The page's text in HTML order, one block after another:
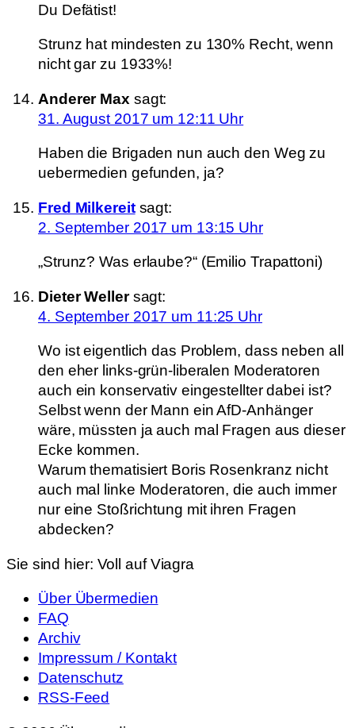
Du Defätist!
Strunz hat mindesten zu 130% Recht, wenn
nicht gar zu 1933%!
Anderer Max sagt:
31. August 2017 um 12:11 Uhr
Haben die Brigaden nun auch den Weg zu
uebermedien gefunden, ja?
Fred Milkereit sagt:
2. September 2017 um 13:15 Uhr
„Strunz? Was erlaube?“ (Emilio Trapattoni)
Dieter Weller sagt:
4. September 2017 um 11:25 Uhr
Wo ist eigentlich das Problem, dass neben all
den eher links-grün-liberalen Moderatoren
auch ein konservativ eingestellter dabei ist?
Selbst wenn der Mann ein AfD-Anhänger
wäre, müssten ja auch mal Fragen aus dieser
Ecke kommen.
Warum thematisiert Boris Rosenkranz nicht
auch mal linke Moderatoren, die auch immer
nur eine Stoßrichtung mit ihren Fragen
abdecken?
Sie sind hier: Voll auf Viagra
Über Übermedien
FAQ
Archiv
Impressum / Kontakt
Datenschutz
RSS-Feed